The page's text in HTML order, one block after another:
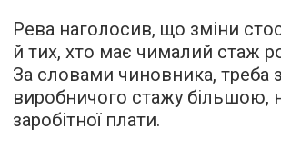
Рева наголосив, що зміни
й тих, хто має чималий стаж
За словами чиновника, треба
виробничого стажу більшою,
заробітної плати.